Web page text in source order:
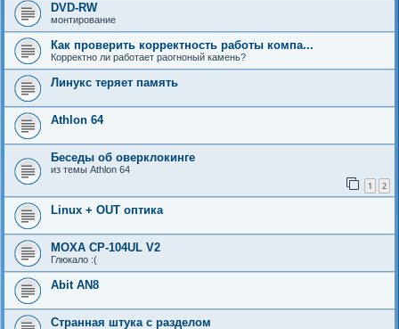
DVD-RW
монтирование
Как проверить корректность работы компа...
Корректно ли работает раогноный камень?
Линукс теряет память
Athlon 64
Беседы об оверклокинге
из темы Athlon 64
1 2
Linux + OUT оптика
MOXA CP-104UL V2
Глюкало :(
Abit AN8
Странная штука с разделом